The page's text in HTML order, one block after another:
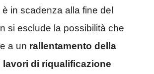
in scadenza alla fine del
si esclude la possibilità che
a un rallentamento della
lavori di riqualificazione